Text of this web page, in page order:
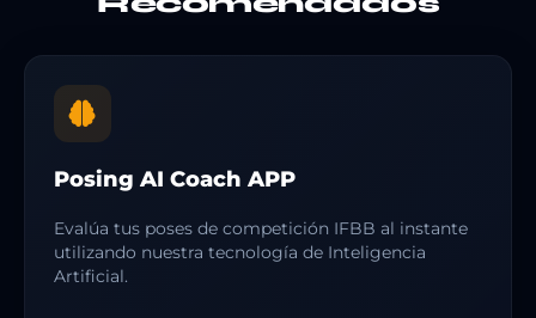
Posing AI Coach APP
Evalúa tus poses de competición IFBB al instante
utilizando nuestra tecnología de Inteligencia
Artificial.